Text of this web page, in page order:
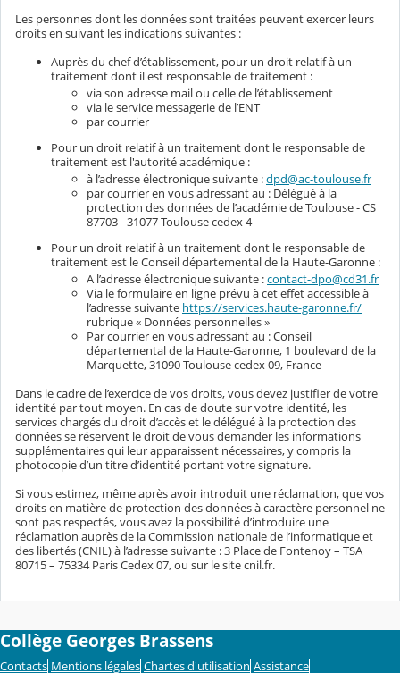
Les personnes dont les données sont traitées peuvent exercer leurs
droits en suivant les indications suivantes :
Auprès du chef d’établissement, pour un droit relatif à un
traitement dont il est responsable de traitement :
via son adresse mail ou celle de l’établissement
via le service messagerie de l’ENT
par courrier
Pour un droit relatif à un traitement dont le responsable de
traitement est l'autorité académique :
à l’adresse électronique suivante :dpd@ac-toulouse.fr
par courrier en vous adressant au : Délégué à la
protection des données de l’académie de Toulouse - CS
87703 - 31077 Toulouse cedex 4
Pour un droit relatif à un traitement dont le responsable de
traitement est le Conseil départemental de la Haute-Garonne :
A l’adresse électronique suivante :contact-dpo@cd31.fr
Via le formulaire en ligne prévu à cet effet accessible à
l’adresse suivante https://services.haute-garonne.fr/
rubrique « Données personnelles »
Par courrier en vous adressant au : Conseil
départemental de la Haute-Garonne, 1 boulevard de la
Marquette, 31090 Toulouse cedex 09, France
Dans le cadre de l’exercice de vos droits, vous devez justifier de votre
identité par tout moyen. En cas de doute sur votre identité, les
services chargés du droit d’accès et le délégué à la protection des
données se réservent le droit de vous demander les informations
supplémentaires qui leur apparaissent nécessaires, y compris la
photocopie d’un titre d’identité portant votre signature.
Si vous estimez, même après avoir introduit une réclamation, que vos
droits en matière de protection des données à caractère personnel ne
sont pas respectés, vous avez la possibilité d’introduire une
réclamation auprès de la Commission nationale de l’informatique et
des libertés (CNIL) à l’adresse suivante : 3 Place de Fontenoy – TSA
80715 – 75334 Paris Cedex 07, ou sur le site cnil.fr.
Collège Georges Brassens
Contacts Mentions légales Chartes d'utilisation Assistance